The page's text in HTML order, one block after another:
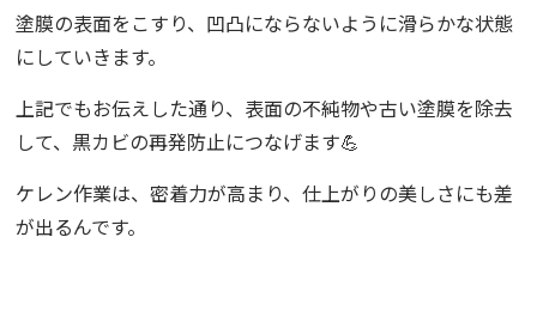
塗膜の表面をこすり、凹凸にならないように滑らかな状態
にしていきます。
上記でもお伝えした通り、表面の不純物や古い塗膜を除去
して、黒カビの再発防止につなげます💪
ケレン作業は、密着力が高まり、仕上がりの美しさにも差
が出るんです。